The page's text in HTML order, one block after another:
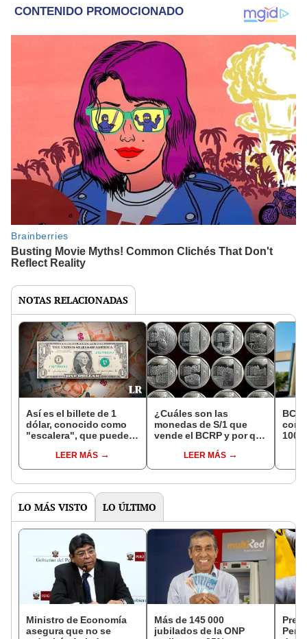
NOTAS RELACIONADAS
Así es el billete de 1
dólar, conocido como
"escalera", que puedes
S/19.000LEER MÁS
¿Cuáles son las
monedas de S/1 que
vende el BCRP y por qué
LEER MÁS
100
LO MÁS VISTO LO ÚLTIMO
Ministro de Economía
asegura que no se
Más de 145 000
jubilados de la ONP